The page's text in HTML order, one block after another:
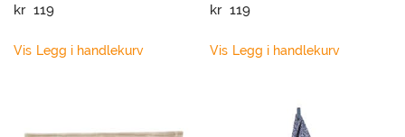
kr 119
Vis Legg i handlekurv
kr 119
Vis Legg i handlekurv